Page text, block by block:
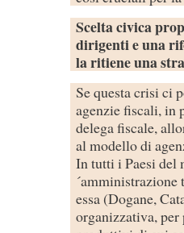
Scelta civica
dirigenti e una
la ritiene una
Se questa crisi ci
agenzie fiscali, in
delega fiscale,
al modello di
In tutti i Paesi del
essa (Dogane,
organizzativa, per